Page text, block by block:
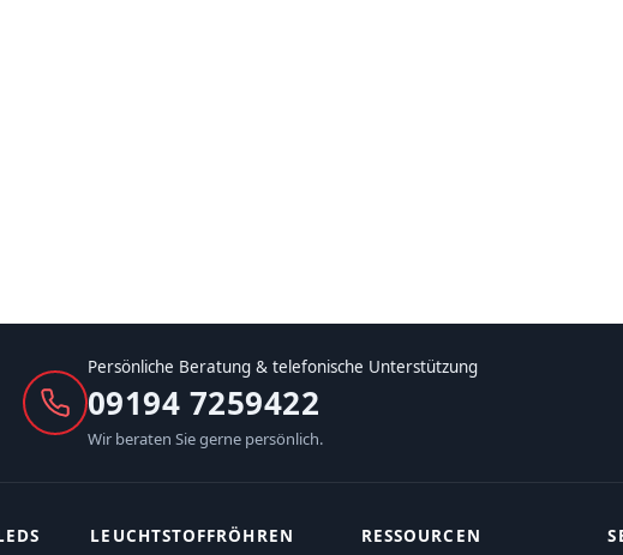
Persönliche Beratung & telefonische Unterstützung
09194 7259422
Wir beraten Sie gerne persönlich.
LEUCHTSTOFFRÖHREN RESSOURCEN